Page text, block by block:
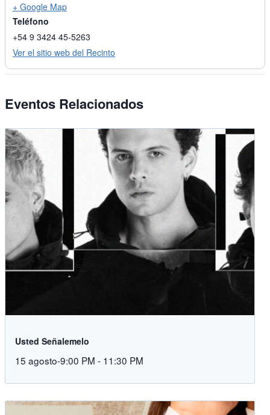
+ Google Map
Teléfono
+54 9 3424 45-5263
Ver el sitio web del Recinto
Eventos Relacionados
Usted Señalemelo
15 agosto-9:00 PM - 11:30 PM